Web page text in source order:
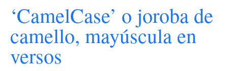
‘CamelCase’ o joroba de
camello, mayúscula en
versos